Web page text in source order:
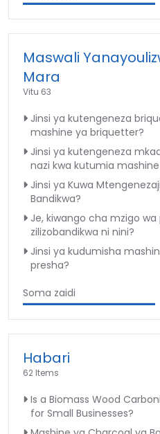
Maswali
Mara
Vitu 63
Jinsi ya kutengeneza
mashine ya briquetter?
Jinsi ya kutengeneza
nazi kwa kutumia
Jinsi ya Kuwa
Bandikwa?
Je, kiwango cha mzigo
zilizobandikwa ni nini?
Jinsi ya kudumisha
presha?
Soma zaidi
Habari
62 Items
Is a Biomass Wood
for Small Businesses?